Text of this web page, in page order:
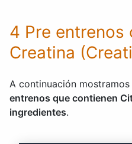
4 Pre entrenos
Creatina
A continuación mostramos
entrenos que contienen
ingredientes.